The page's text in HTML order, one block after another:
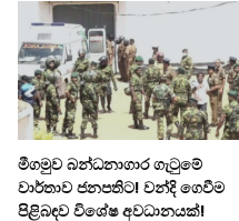
මීගමුව බන්ධනාගාර ගැටුමේ
වාර්තාව ජනපතිට! වන්දි ගෙවීම
පිළිබඳව විශේෂ අවධානයක්!